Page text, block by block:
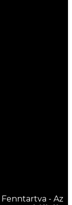
- Az